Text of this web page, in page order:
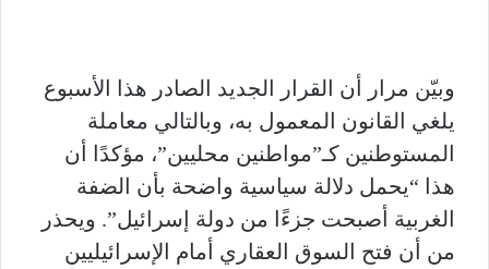
وبيّن مرار أن القرار الجديد الصادر هذا الأسبوع
يلغي القانون المعمول به، وبالتالي معاملة
المستوطنين كـ”مواطنين محليين”، مؤكدًا أن
هذا “يحمل دلالة سياسية واضحة بأن الضفة
الغربية أصبحت جزءًا من دولة إسرائيل”. ويحذر
من أن فتح السوق العقاري أمام الإسرائيليين